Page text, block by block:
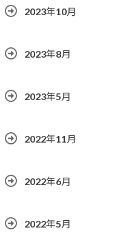
2023年10月
2023年8月
2023年5月
2022年11月
2022年6月
2022年5月